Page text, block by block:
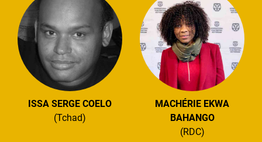
ISSA SERGE COELO
(Tchad)
MACHÉRIE EKWA
BAHANGO
(RDC)